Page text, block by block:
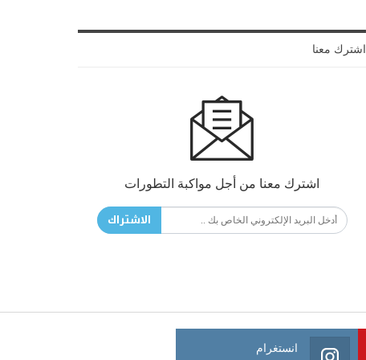
اشترك معنا
اشترك معنا من أجل مواكبة التطورات
الاشتراك
انستغرام